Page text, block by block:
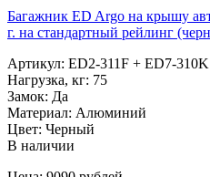
Багажник ED Argo на крышу
г. на стандартный рейлинг
Артикул: ED2-311F + ED7-310K
Нагрузка, кг: 75
Замок: Да
Материал: Алюминий
Цвет: Черный
В наличии